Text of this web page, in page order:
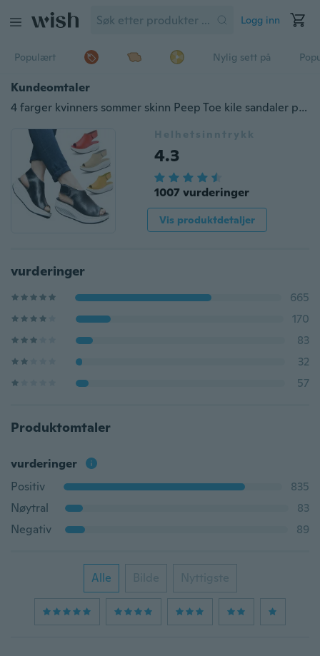
Logg inn
Populært Nylig sett på
Kundeomtaler
4 farger kvinners sommer skinn Peep Toe kile sandaler plattform riste sko
Helhetsinntrykk
4.3
1007 vurderinger
Vis produktdetaljer
vurderinger
665
170
83
32
57
Produktomtaler
vurderinger
Positiv
835
Nøytral
83
Negativ
89
Alle Bilde Nyttigste